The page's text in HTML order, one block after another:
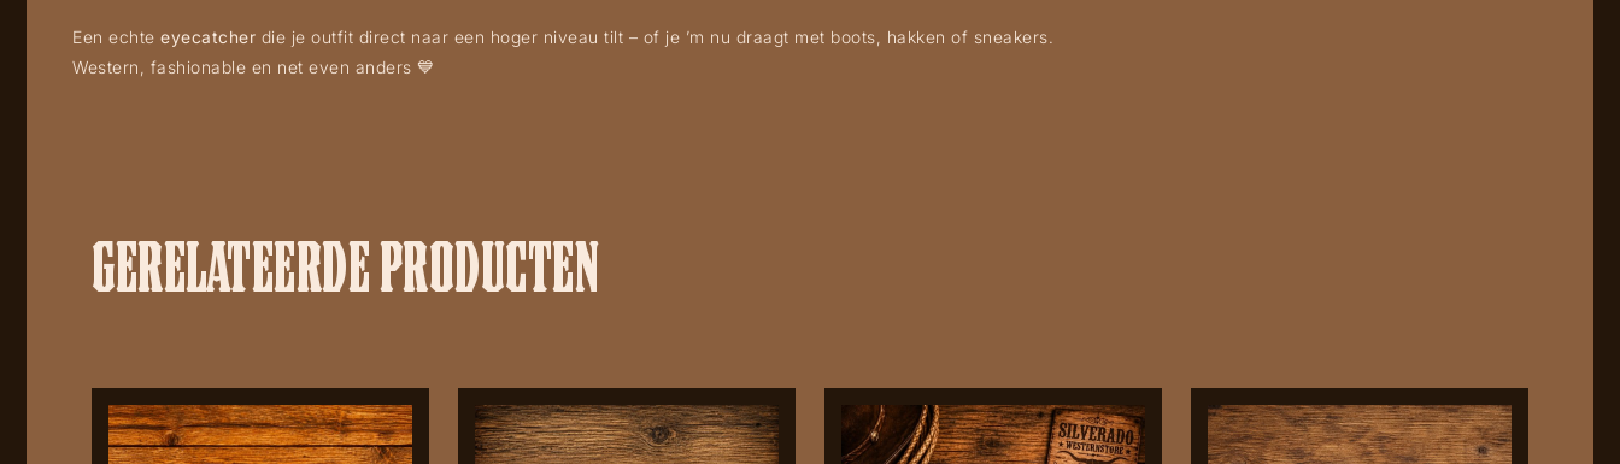
Een echte eyecatcher die je outfit direct naar een hoger niveau tilt – of je ’m nu draagt met boots, hakken of sneakers.
Western, fashionable en net even anders 💙
GERELATEERDE PRODUCTEN